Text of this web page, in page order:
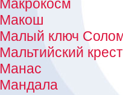
Макрокосм
Макош
Малый ключ
Мальтийский крест
Манас
Мандала